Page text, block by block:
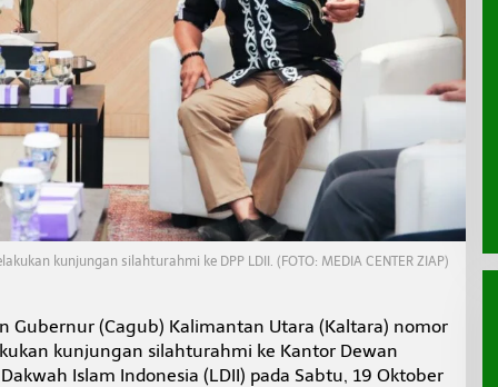
kunjungan silahturahmi ke DPP LDII. (FOTO: MEDIA CENTER ZIAP)
Gubernur (Cagub) Kalimantan Utara (Kaltara) nomor
kunjungan silahturahmi ke Kantor Dewan
Islam Indonesia (LDII) pada Sabtu, 19 Oktober